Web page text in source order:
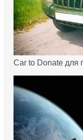
Car to Donate для